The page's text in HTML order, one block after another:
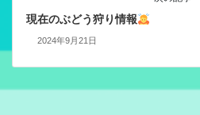
現在のぶどう狩り情報
2024年9月21日